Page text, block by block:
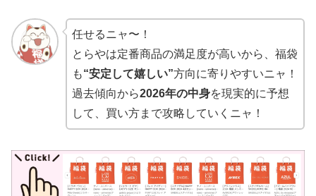
任せるニャ〜！
とらやは定番商品の満足度が高いから、福袋
も“安定して嬉しい”方向に寄りやすいニャ！
過去傾向から2026年の中身を現実的に予想
して、買い方まで攻略していくニャ！